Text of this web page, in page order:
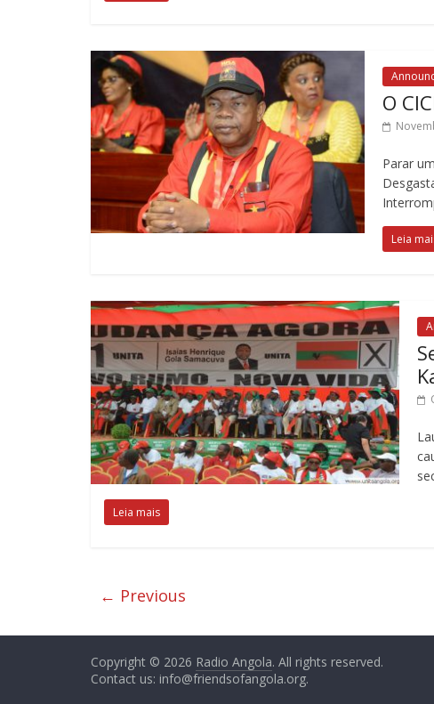
O
Parar
Leia
Leia mais
← Previous
Copyright © 2026 Radio Angola. All rights reserved.
Contact us: info@friendsofangola.org.